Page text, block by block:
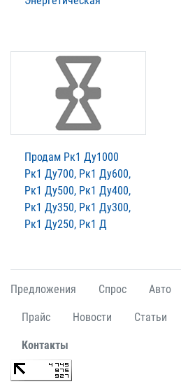
Продам Рк1 Ду1000
Рк1 Ду700, Рк1 Ду600,
Рк1 Ду500, Рк1 Ду400,
Рк1 Ду350, Рк1 Ду300,
Рк1 Ду250, Рк1 Д
Предложения Спрос Авто
Прайс Новости Статьи
Контакты